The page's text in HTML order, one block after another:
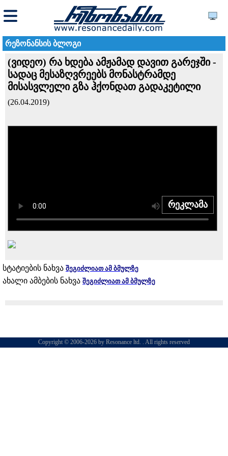
რეზონანსის ბლოგი
(ვიდეო) რა ხდება ამჟამად დავით გარეჯში -
სადაც მესაზღვრეებს მონასტრამდე
მისასვლელი გზა ჰქონდათ გადაკეტილი
(26.04.2019)
რეკლამა
სტატიების ნახვა შეგიძლიათ ამ ბმულზე
ახალი ამბების ნახვა შეგიძლიათ ამ ბმულზე
Copyright © 2006-2026 by Resonance ltd. . All rights reserved